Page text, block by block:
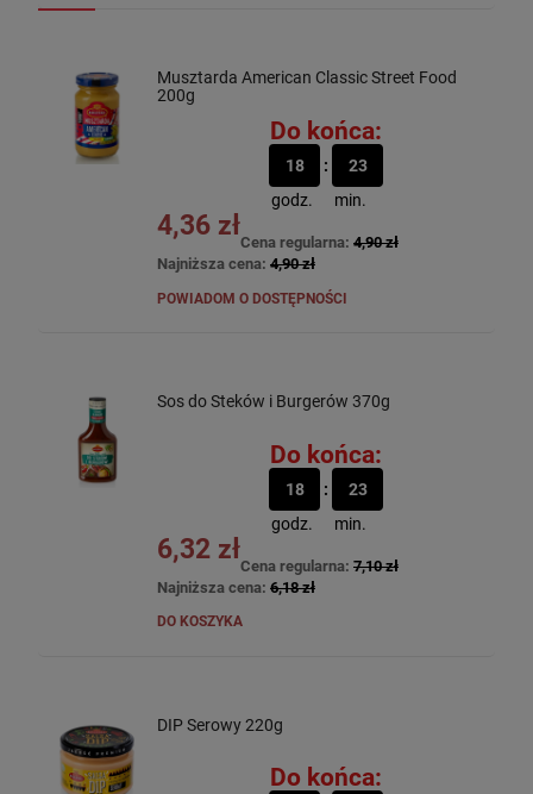
Musztarda American Classic Street Food
200g
Do końca:
18
godz.
23
min.
4,36 zł
Cena regularna: 4,90 zł
Najniższa cena: 4,90 zł
POWIADOM O DOSTĘPNOŚCI
Sos do Steków i Burgerów 370g
Do końca:
18
godz.
23
min.
6,32 zł
Cena regularna: 7,10 zł
Najniższa cena: 6,18 zł
DO KOSZYKA
DIP Serowy 220g
Do końca: